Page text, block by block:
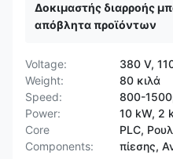
Δοκιμαστής διαρροής
απόβλητα προϊόντων
Voltage:
380 V,
Weight:
80 κιλά
Speed:
800-
Power:
10 kW, 2
Core
Components:
PLC,
πίεσης,